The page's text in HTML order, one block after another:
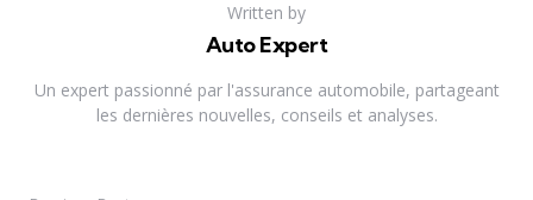
Written by
Auto Expert
Un expert passionné par l'assurance automobile, partageant
les dernières nouvelles, conseils et analyses.